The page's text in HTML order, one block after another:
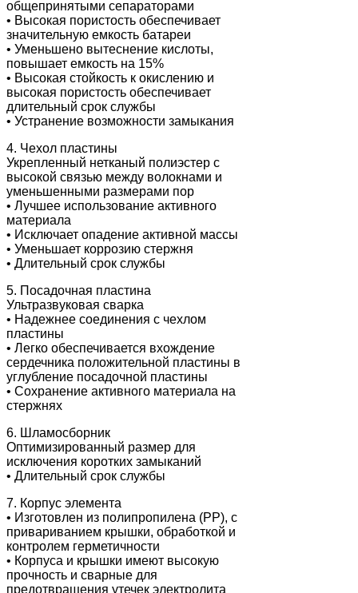
общепринятыми сепараторами
• Высокая пористость обеспечивает
значительную емкость батареи
• Уменьшено вытеснение кислоты,
повышает емкость на 15%
• Высокая стойкость к окислению и
высокая пористость обеспечивает
длительный срок службы
• Устранение возможности замыкания
4. Чехол пластины
Укрепленный нетканый полиэстер с
высокой связью между волокнами и
уменьшенными размерами пор
• Лучшее использование активного
материала
• Исключает опадение активной массы
• Уменьшает коррозию стержня
• Длительный срок службы
5. Посадочная пластина
Ультразвуковая сварка
• Надежнее соединения с чехлом
пластины
• Легко обеспечивается вхождение
сердечника положительной пластины в
углубление посадочной пластины
• Сохранение активного материала на
стержнях
6. Шламосборник
Оптимизированный размер для
исключения коротких замыканий
• Длительный срок службы
7. Корпус элемента
• Изготовлен из полипропилена (PP), с
привариванием крышки, обработкой и
контролем герметичности
• Корпуса и крышки имеют высокую
прочность и сварные для
предотвращения утечек электролита